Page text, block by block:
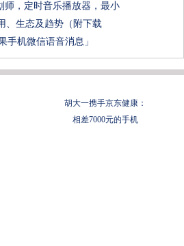
师，定时音乐播放器，最小
、生态及趋势（附下载
手机微信语音消息」
胡大一携手京东健康：
相差7000元的手机